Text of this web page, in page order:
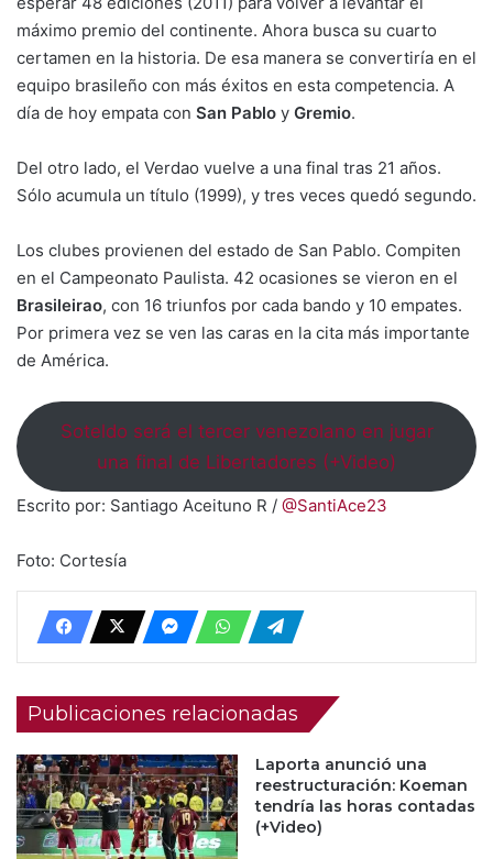
máximo premio del continente. Ahora busca su cuarto
certamen en la historia. De esa manera se convertiría en el
equipo brasileño con más éxitos en esta competencia. A
día de hoy empata con San Pablo y Gremio.
Del otro lado, el Verdao vuelve a una final tras 21 años.
Sólo acumula un título (1999), y tres veces quedó segundo.
Los clubes provienen del estado de San Pablo. Compiten
en el Campeonato Paulista. 42 ocasiones se vieron en el
Brasileirao, con 16 triunfos por cada bando y 10 empates.
Por primera vez se ven las caras en la cita más importante
de América.
Soteldo será el tercer venezolano en jugar
una final de Libertadores (+Video)
Escrito por: Santiago Aceituno R / @SantiAce23
Foto: Cortesía
Publicaciones relacionadas
Laporta anunció una
reestructuración: Koeman
tendría las horas contadas
(+Video)